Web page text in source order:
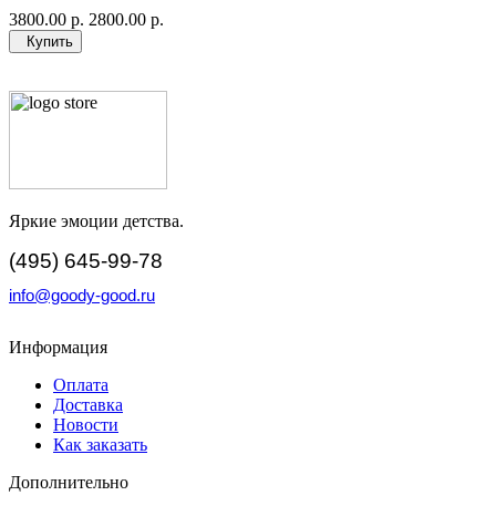
3800.00 р. 2800.00 р.
Купить
Яркие эмоции детства.
(495) 645-99-78
info@goody-good.ru
Информация
Оплата
Доставка
Новости
Как заказать
Дополнительно